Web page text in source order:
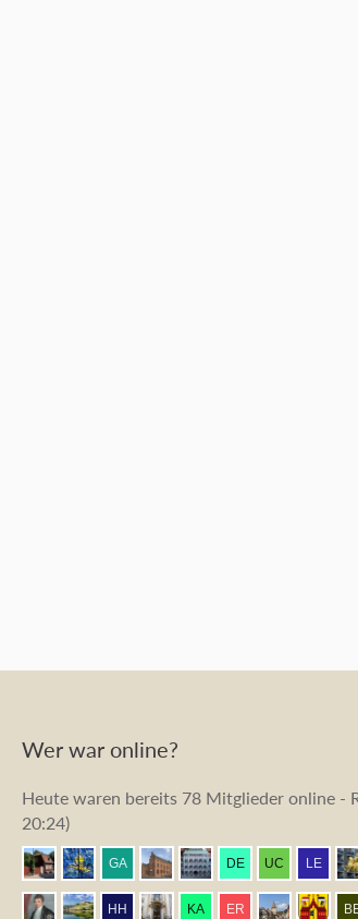
Wer war online?
Heute waren bereits 78 Mitglieder online -
20:24)